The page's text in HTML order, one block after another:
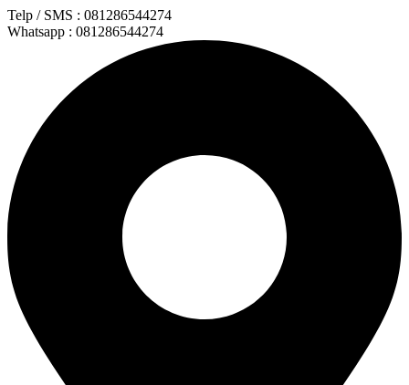
Lewati
ke
Telp / SMS : 081286544274
Whatsapp : 081286544274